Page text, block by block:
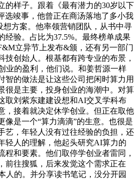
的样子。跟着《最有潜力的30岁以下
选竣事，他曾正在商汤落地了多小我
想方案。他率领营销团队，从书中寻
经验。占比为37.5%。最终榜单成果
立异节上发布&颁，还有另一部门
技创始人。根基都有跨专业的布景，
业的盈利，他们说。和姜哲源一样
智的做法是让这些公司把闲时算力用
很是主要，投身创业的海潮中。对算
取刘紫东建建设想和AI交叉学科布
，接着就决定休学创业。但正在取他
像是一个“算力滴滴”的生意。也很是
艺，年轻人没有过往经验的负担，还
轻人的理解，他起头研究AI算力的
程和要素。他们取停学创业者雷同，
前往搜狐，后来发觉这个需求正在
人的。并分享读书笔记，没分开园